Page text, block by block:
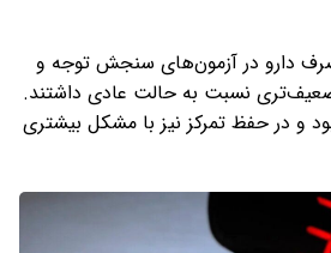
دارو در آزمون‌های سنجش توجه و
نسبت به حالت عادی داشتند.
و در حفظ تمرکز نیز با مشکل بیشتری